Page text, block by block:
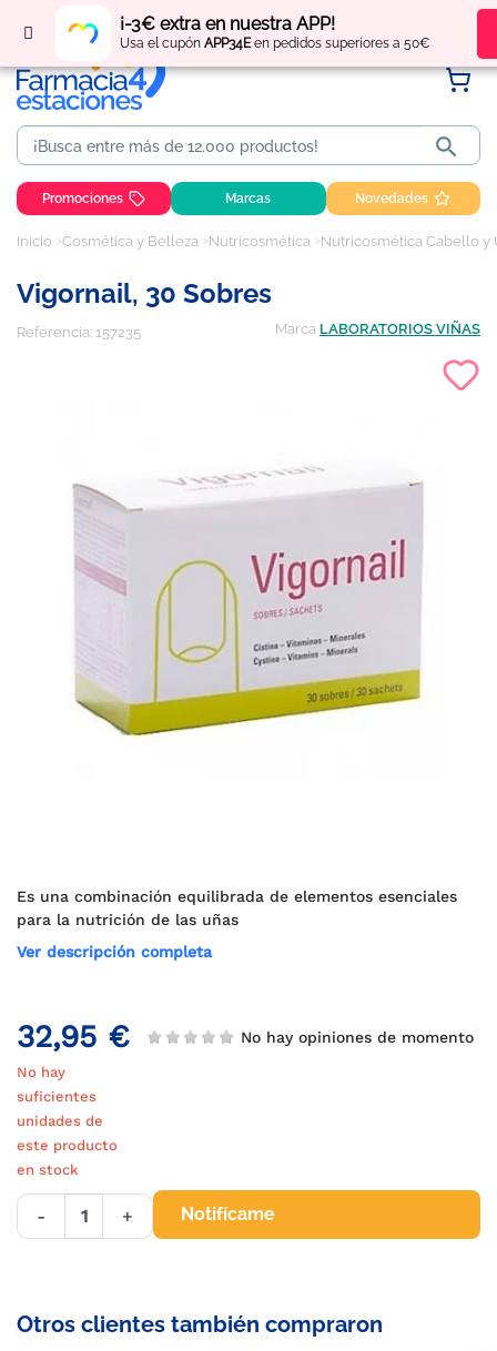
¡-3€ extra en nuestra APP!
Usa el cupón APP34Een pedidos superiores a 50€
Regístratey obtén puntos por tus compras

Promociones Marcas Novedades
Inicio Cosmética y Belleza Nutricosmética Nutricosmética Cabello y
Vigornail, 30 Sobres
Referencia: 157235 Marca LABORATORIOS VIÑAS
Es una combinación equilibrada de elementos esenciales
para la nutrición de las uñas
Ver descripción completa
32,95 € No hay opiniones de momento
No hay
suficientes
unidades de
este producto
en stock
- + Notifícame
Otros clientes también compraron